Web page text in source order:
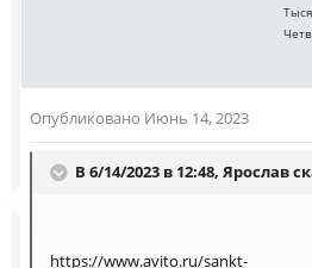
Опубликовано Июнь 14, 2023
В 6/14/2023 в 12:48, Ярослав
https://www.avito.ru/sankt-